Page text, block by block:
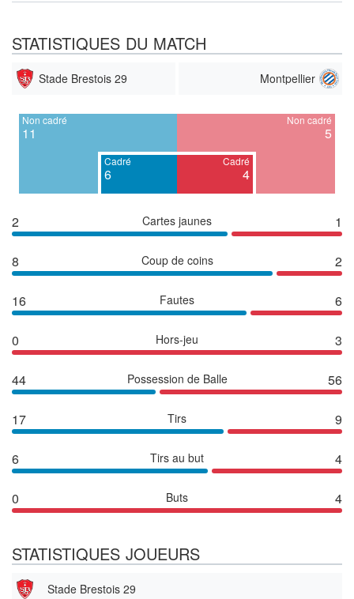
STATISTIQUES DU MATCH
Stade Brestois 29 Montpellier
Non cadré
11
Cadré
6
Cadré
4
Non cadré
5
2 Cartes jaunes 1
8 Coup de coins 2
16 Fautes 6
0 Hors-jeu 3
44 Possession de Balle 56
17 Tirs 9
6 Tirs au but 4
0 Buts 4
STATISTIQUES JOUEURS
Stade Brestois 29